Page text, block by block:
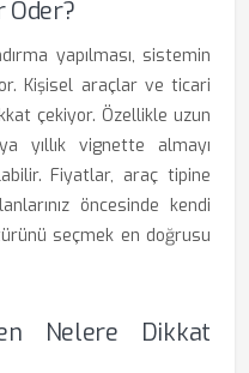
Öder?
yapılması, sistemin
Kişisel araçlar ve ticari
çekiyor. Özellikle uzun
yıllık vignette almayı
Fiyatlar, araç tipine
öncesinde kendi
seçmek en doğrusu
Nelere Dikkat